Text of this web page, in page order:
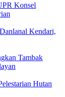
Konsel
Kendari,
Tambak
Hutan